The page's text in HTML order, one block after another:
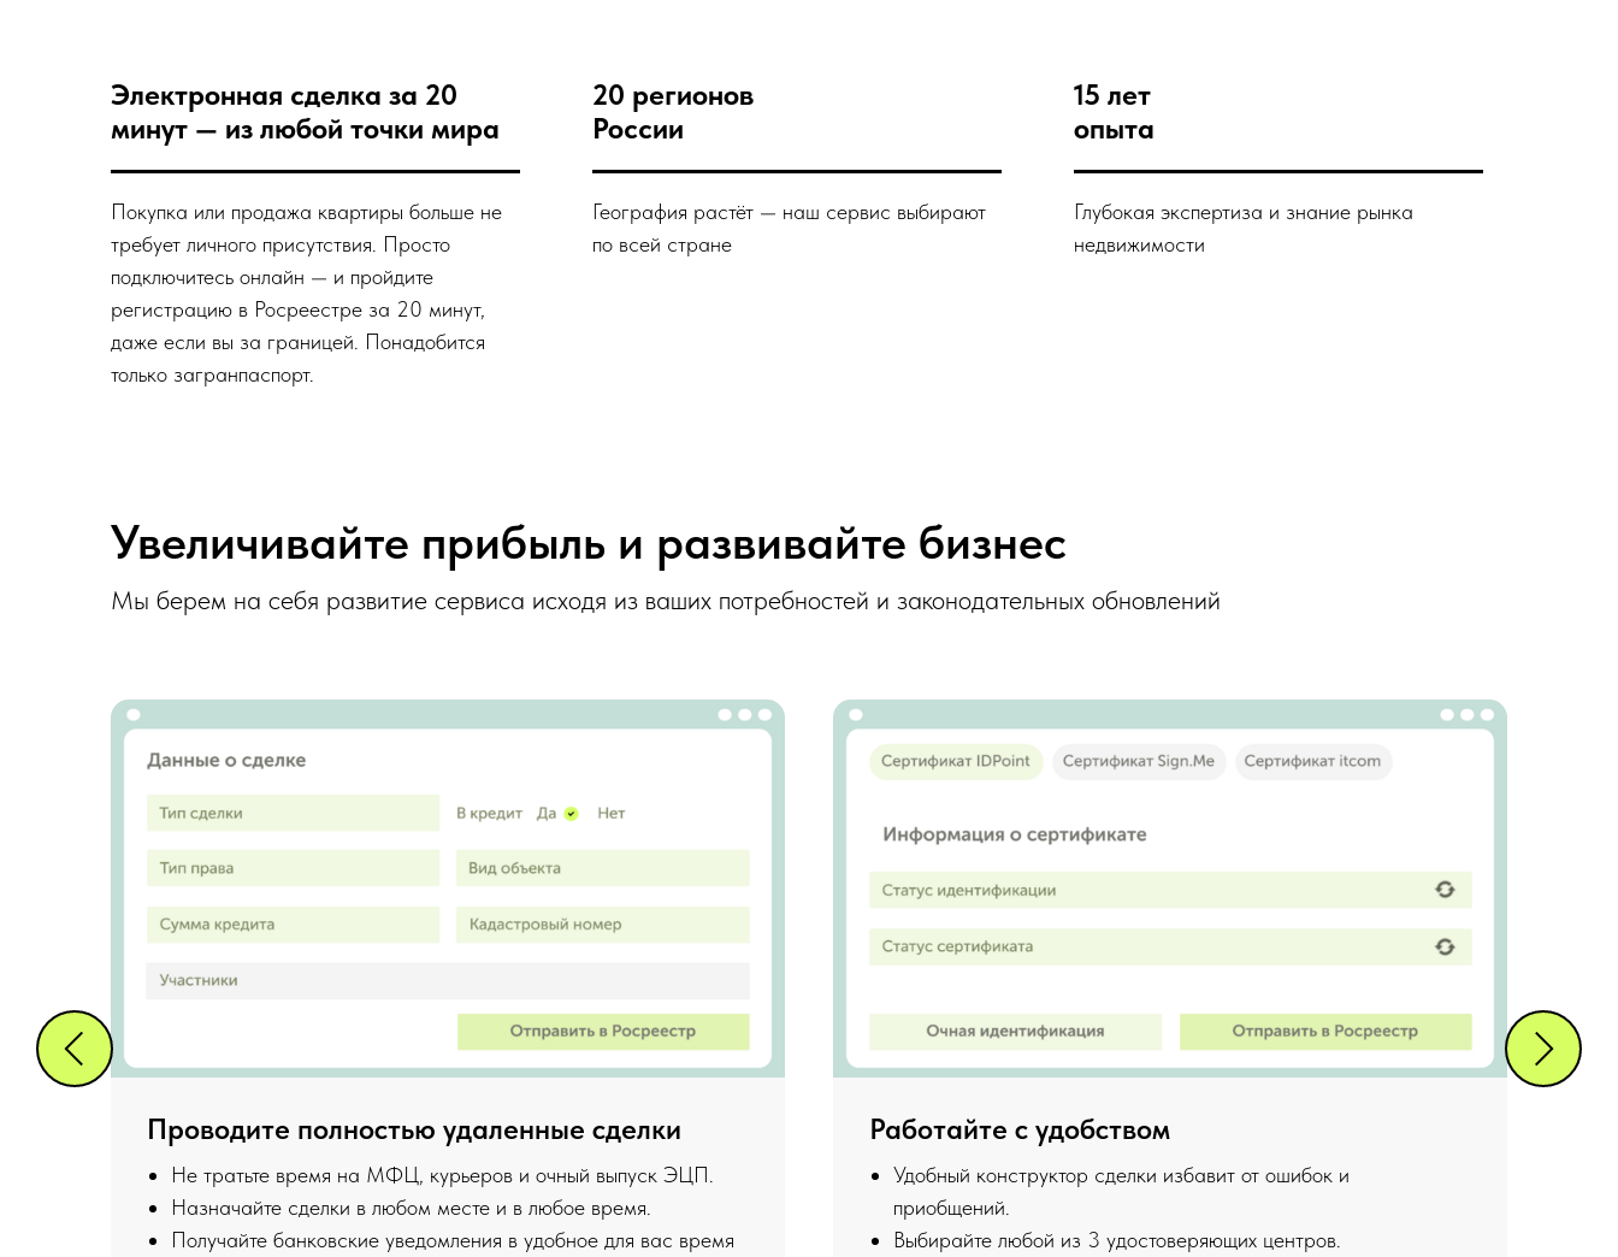
Электронная сделка за 20
минут — из любой точки мира
Покупка или продажа квартиры больше не
требует личного присутствия. Просто
подключитесь онлайн — и пройдите
регистрацию в Росреестре за 20 минут,
даже если вы за границей. Понадобится
только загранпаспорт.
20 регионов
России
География растёт — наш сервис выбирают
по всей стране
15 лет
опыта
Глубокая экспертиза и знание рынка
недвижимости
Увеличивайте прибыль и развивайте бизнес
Мы берем на себя развитие сервиса исходя из ваших потребностей и законодательных обновлений
Проводите полностью удаленные сделки
Не тратьте время на МФЦ, курьеров и очный выпуск ЭЦП.
Назначайте сделки в любом месте и в любое время.
Получайте банковские уведомления в удобное для вас время
Работайте с удобством
Удобный конструктор сделки избавит от ошибок и
приобщений.
Выбирайте любой из 3 удостоверяющих центров.